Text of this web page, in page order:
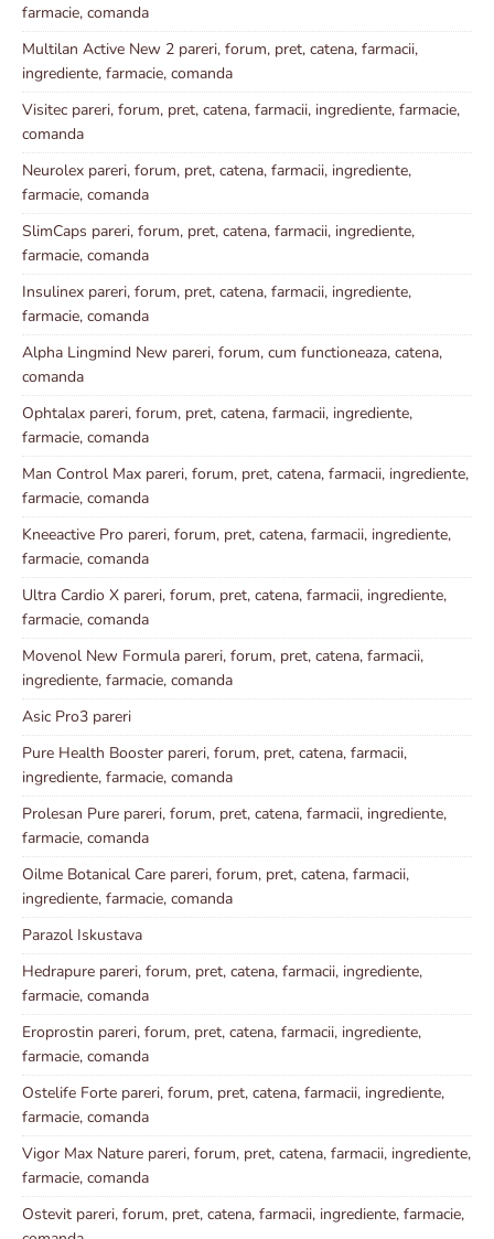
farmacie, comanda
Multilan Active New 2 pareri, forum, pret, catena, farmacii,
ingrediente, farmacie, comanda
Visitec pareri, forum, pret, catena, farmacii, ingrediente, farmacie,
comanda
Neurolex pareri, forum, pret, catena, farmacii, ingrediente,
farmacie, comanda
SlimCaps pareri, forum, pret, catena, farmacii, ingrediente,
farmacie, comanda
Insulinex pareri, forum, pret, catena, farmacii, ingrediente,
farmacie, comanda
Alpha Lingmind New pareri, forum, cum functioneaza, catena,
comanda
Ophtalax pareri, forum, pret, catena, farmacii, ingrediente,
farmacie, comanda
Man Control Max pareri, forum, pret, catena, farmacii, ingrediente,
farmacie, comanda
Kneeactive Pro pareri, forum, pret, catena, farmacii, ingrediente,
farmacie, comanda
Ultra Cardio X pareri, forum, pret, catena, farmacii, ingrediente,
farmacie, comanda
Movenol New Formula pareri, forum, pret, catena, farmacii,
ingrediente, farmacie, comanda
Asic Pro3 pareri
Pure Health Booster pareri, forum, pret, catena, farmacii,
ingrediente, farmacie, comanda
Prolesan Pure pareri, forum, pret, catena, farmacii, ingrediente,
farmacie, comanda
Oilme Botanical Care pareri, forum, pret, catena, farmacii,
ingrediente, farmacie, comanda
Parazol Iskustava
Hedrapure pareri, forum, pret, catena, farmacii, ingrediente,
farmacie, comanda
Eroprostin pareri, forum, pret, catena, farmacii, ingrediente,
farmacie, comanda
Ostelife Forte pareri, forum, pret, catena, farmacii, ingrediente,
farmacie, comanda
Vigor Max Nature pareri, forum, pret, catena, farmacii, ingrediente,
farmacie, comanda
Ostevit pareri, forum, pret, catena, farmacii, ingrediente, farmacie,